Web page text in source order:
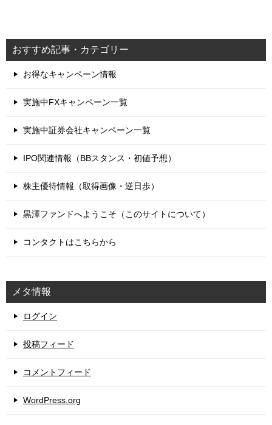
おすすめ記事・カテゴリー
お得なキャンペーン情報
実施中FXキャンペーン一覧
実施中証券会社キャンペーン一覧
IPO関連情報（BBスタンス・初値予想）
株主優待情報（取得画像・逆日歩）
黒澤ファンドへようこそ（このサイトについて）
コンタクトはこちらから
メタ情報
ログイン
投稿フィード
コメントフィード
WordPress.org